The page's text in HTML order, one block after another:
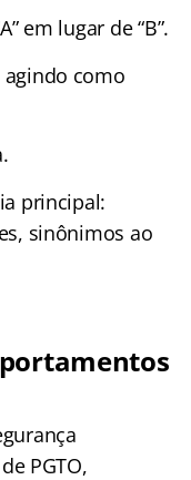
em lugar de “B”.
como
principal:
sinônimos ao
PGTO,